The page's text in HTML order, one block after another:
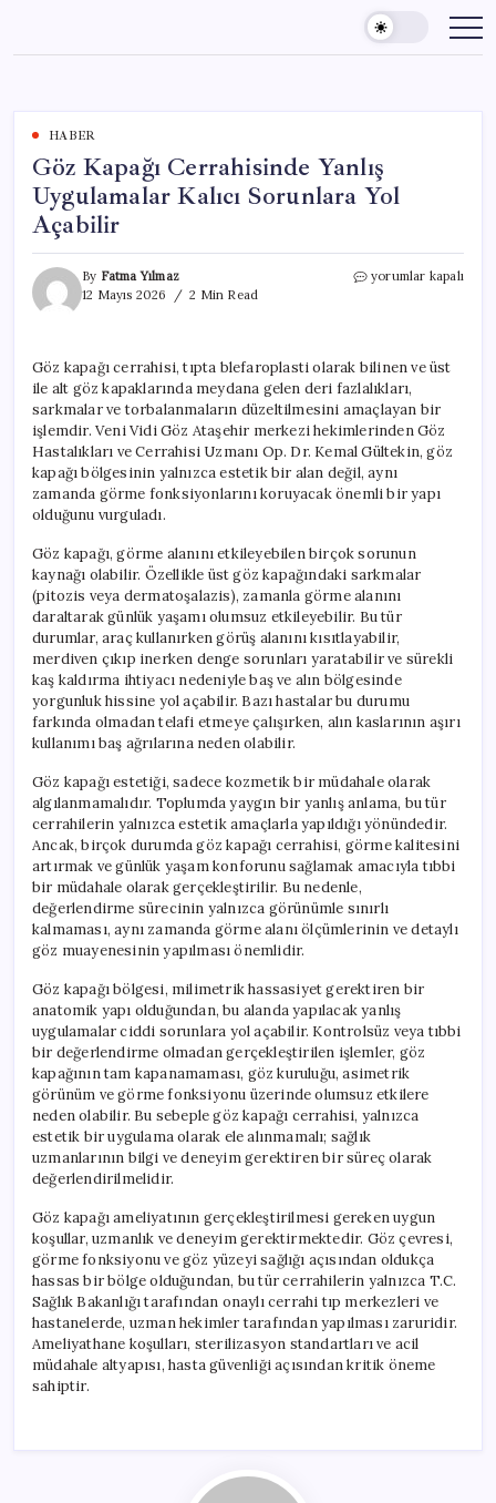
content
HABER
Göz Kapağı Cerrahisinde Yanlış
Uygulamalar Kalıcı Sorunlara Yol
Açabilir
By Fatma Yılmaz
12 Mayıs 2026
2 Min Read
Göz
Kalıcı
Sorunlara
Yol
Açabilir
için
yorumlar kapalı
Göz kapağı cerrahisi, tıpta blefaroplasti olarak bilinen ve üst
ile alt göz kapaklarında meydana gelen deri fazlalıkları,
sarkmalar ve torbalanmaların düzeltilmesini amaçlayan bir
işlemdir. Veni Vidi Göz Ataşehir merkezi hekimlerinden Göz
Hastalıkları ve Cerrahisi Uzmanı Op. Dr. Kemal Gültekin, göz
kapağı bölgesinin yalnızca estetik bir alan değil, aynı
zamanda görme fonksiyonlarını koruyacak önemli bir yapı
olduğunu vurguladı.
Göz kapağı, görme alanını etkileyebilen birçok sorunun
kaynağı olabilir. Özellikle üst göz kapağındaki sarkmalar
(pitozis veya dermatoşalazis), zamanla görme alanını
daraltarak günlük yaşamı olumsuz etkileyebilir. Bu tür
durumlar, araç kullanırken görüş alanını kısıtlayabilir,
merdiven çıkıp inerken denge sorunları yaratabilir ve sürekli
kaş kaldırma ihtiyacı nedeniyle baş ve alın bölgesinde
yorgunluk hissine yol açabilir. Bazı hastalar bu durumu
farkında olmadan telafi etmeye çalışırken, alın kaslarının aşırı
kullanımı baş ağrılarına neden olabilir.
Göz kapağı estetiği, sadece kozmetik bir müdahale olarak
algılanmamalıdır. Toplumda yaygın bir yanlış anlama, bu tür
cerrahilerin yalnızca estetik amaçlarla yapıldığı yönündedir.
Ancak, birçok durumda göz kapağı cerrahisi, görme kalitesini
artırmak ve günlük yaşam konforunu sağlamak amacıyla tıbbi
bir müdahale olarak gerçekleştirilir. Bu nedenle,
değerlendirme sürecinin yalnızca görünümle sınırlı
kalmaması, aynı zamanda görme alanı ölçümlerinin ve detaylı
göz muayenesinin yapılması önemlidir.
Göz kapağı bölgesi, milimetrik hassasiyet gerektiren bir
anatomik yapı olduğundan, bu alanda yapılacak yanlış
uygulamalar ciddi sorunlara yol açabilir. Kontrolsüz veya tıbbi
bir değerlendirme olmadan gerçekleştirilen işlemler, göz
kapağının tam kapanamaması, göz kuruluğu, asimetrik
görünüm ve görme fonksiyonu üzerinde olumsuz etkilere
neden olabilir. Bu sebeple göz kapağı cerrahisi, yalnızca
estetik bir uygulama olarak ele alınmamalı; sağlık
uzmanlarının bilgi ve deneyim gerektiren bir süreç olarak
değerlendirilmelidir.
Göz kapağı ameliyatının gerçekleştirilmesi gereken uygun
koşullar, uzmanlık ve deneyim gerektirmektedir. Göz çevresi,
görme fonksiyonu ve göz yüzeyi sağlığı açısından oldukça
hassas bir bölge olduğundan, bu tür cerrahilerin yalnızca T.C.
Sağlık Bakanlığı tarafından onaylı cerrahi tıp merkezleri ve
hastanelerde, uzman hekimler tarafından yapılması zaruridir.
Ameliyathane koşulları, sterilizasyon standartları ve acil
müdahale altyapısı, hasta güvenliği açısından kritik öneme
sahiptir.